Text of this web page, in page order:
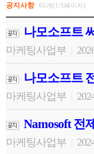
공지사항 65개(1/3페이지)
나모소프트
마케팅사업부
나모소프트
마케팅사업부
Namosoft 전
마케팅사업부